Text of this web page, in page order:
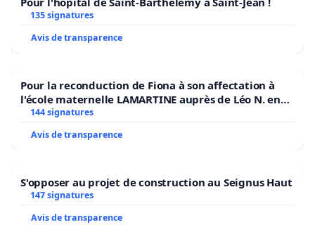
135 signatures
Avis de transparence
Pour la reconduction de Fiona à son affectation à
l'école maternelle LAMARTINE auprès de Léo N. en
2026/2027
144 signatures
Avis de transparence
S'opposer au projet de construction au Seignus Haut
147 signatures
Avis de transparence